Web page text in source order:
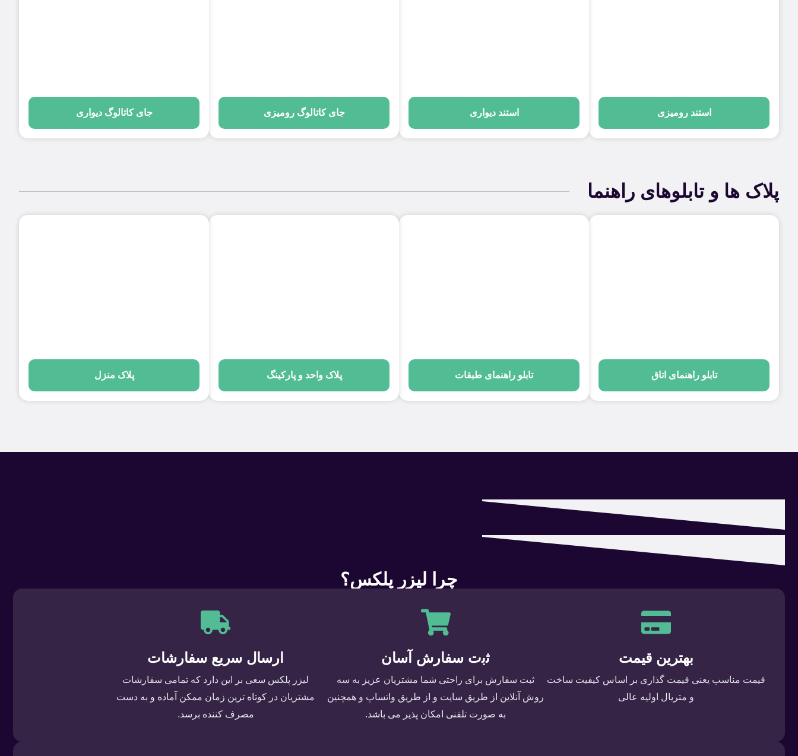
استند رومیزی استند دیواری جای کاتالوگ رومیزی جای کاتالوگ دیواری
پلاک ها و تابلوهای راهنما
تابلو راهنمای اتاق تابلو راهنمای طبقات پلاک واحد و پارکینگ پلاک منزل
چرا لیزر پلکس؟
بهترین قیمت
قیمت مناسب یعنی قیمت گذاری بر اساس کیفیت ساخت
و متریال اولیه عالی
ﺛﺑت ﺳﻔﺎرش آﺳﺎن
ثبت سفارش برای راحتی شما مشتریان عزیز به سه
روش آنلاین از طریق سایت و از طریق واتساپ و همچنین
به صورت تلفنی امکان پذیر می باشد.
ارﺳﺎل ﺳرﯾﻊ ﺳﻔﺎرﺷﺎت
لیزر پلکس سعی بر این دارد که تمامی سفارشات
مشتریان در کوتاه ترین زمان ممکن آماده و به دست
مصرف کننده برسد.